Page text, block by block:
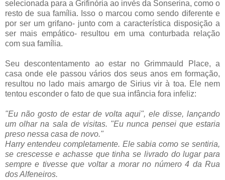
selecionada para a Grifinória ao invés da Sonserina, como o
resto de sua família. Isso o marcou como sendo diferente e
por ser um grifano- junto com a característica disposição a
ser mais empático- resultou em uma conturbada relação
com sua família.
Seu descontentamento ao estar no Grimmauld Place, a
casa onde ele passou vários dos seus anos em formação,
resultou no lado mais amargo de Sirius vir à toa. Ele nem
tentou esconder o fato de que sua infância fora infeliz:
"Eu não gosto de estar de volta aqui", ele disse, lançando
um olhar na sala de visitas. "Eu nunca pensei que estaria
preso nessa casa de novo."
Harry entendeu completamente. Ele sabia como se sentiria,
se crescesse e achasse que tinha se livrado do lugar para
sempre e tivesse que voltar a morar no número 4 da Rua
dos Alfeneiros.